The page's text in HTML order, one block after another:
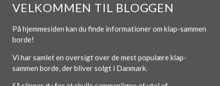
VELKOMMEN TIL BLOGGEN
På hjemmesiden kan du finde informationer om klap-sammen
borde!
Vi har samlet en oversigt over de mest populære klap-
sammen borde, der bliver solgt i Danmark.